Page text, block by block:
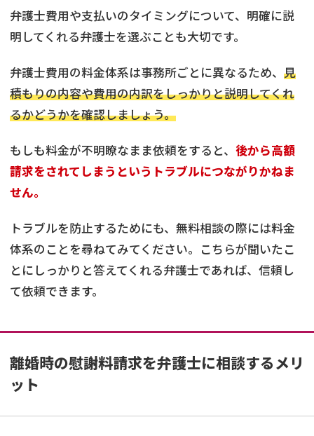
弁護士費用や支払いのタイミングについて、明確に説
明してくれる弁護士を選ぶことも大切です。
弁護士費用の料金体系は事務所ごとに異なるため、 見
積もりの内容や費用の内訳をしっかりと説明してくれ
るかどうかを確認しましょう。
もしも料金が不明瞭なまま依頼をすると、 後から高額
請求をされてしまうというトラブルにつながりかねま
せん。
トラブルを防止するためにも、無料相談の際には料金
体系のことを尋ねてみてください。こちらが聞いたこ
とにしっかりと答えてくれる弁護士であれば、信頼し
て依頼できます。
離婚時の慰謝料請求を弁護士に相談するメリ
ット